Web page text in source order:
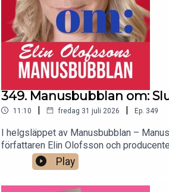
349. Manusbubblan om:
11:10 | fredag 31 juli 2026 | Ep. 349
I helgsläppet av Manusbubblan –
författaren Elin Olofsson och
Play